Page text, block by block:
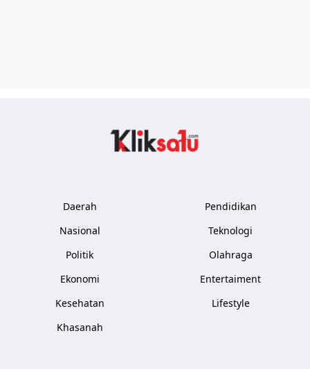
Daerah
Nasional
Politik
Ekonomi
Kesehatan
Khasanah
Pendidikan
Teknologi
Olahraga
Entertaiment
Lifestyle